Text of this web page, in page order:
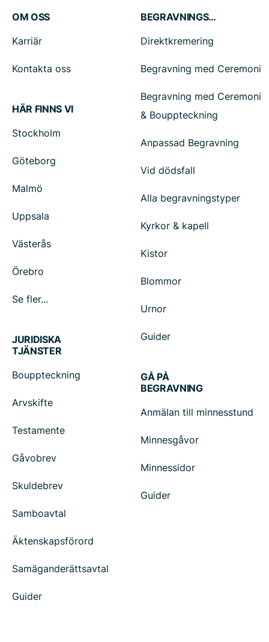
OM OSS
Karriär
Kontakta oss
HÄR FINNS VI
Stockholm
Göteborg
Malmö
Uppsala
Västerås
Örebro
Se fler...
BEGRAVNINGSTJÄNSTER
Direktkremering
Begravning med Ceremoni
Begravning med Ceremoni
& Bouppteckning
Anpassad Begravning
Vid dödsfall
Alla begravningstyper
Kyrkor & kapell
Kistor
Blommor
Urnor
Guider
JURIDISKA
TJÄNSTER
Bouppteckning
Arvskifte
Testamente
Gåvobrev
Skuldebrev
Samboavtal
Äktenskapsförord
Samäganderättsavtal
Guider
GÅ PÅ
BEGRAVNING
Anmälan till minnesstund
Minnesgåvor
Minnessidor
Guider